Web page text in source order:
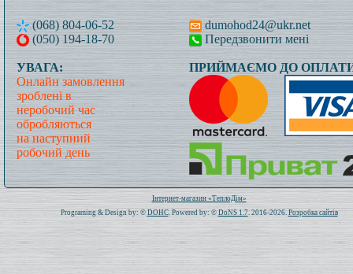
(068) 804-06-52
(050) 194-18-70
dumohod24@ukr.net
Передзвонити мені
УВАГА:
Онлайн замовлення
зроблені в
неробочий час
обробляються
на наступний
робочий день
ПРИЙМАЄМО ДО
Всього: 1020026 Сьогодні: 116
Інтернет-магазин «ТеплоДім»
Programing & Design by: © DOHC. Powered by: ©DoNS 1.7. 2016-2026. Розробка сайтів